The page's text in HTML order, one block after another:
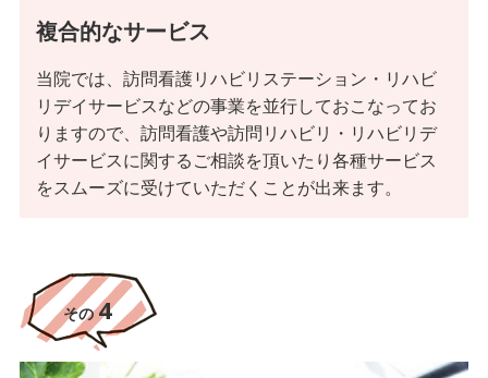
複合的なサービス
当院では、訪問看護リハビリステーション・リハビ
リデイサービスなどの事業を並行しておこなってお
りますので、訪問看護や訪問リハビリ・リハビリデ
イサービスに関するご相談を頂いたり各種サービス
をスムーズに受けていただくことが出来ます。
その4
リ、トレーニングの知識、技術が豊富にあります。歩行訓練や、
機能回復訓練トレーニングをでき利用者様のニーズに応えます！
（もう一度立ちたい、歩きたいなど）
その4